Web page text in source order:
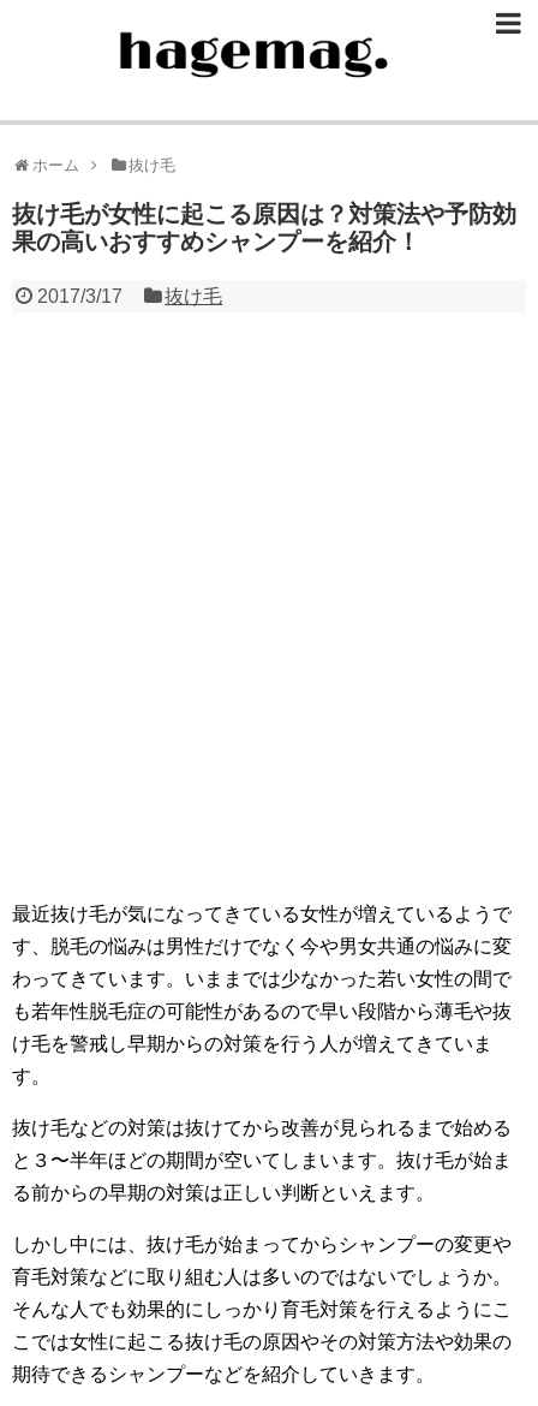
ホーム 抜け毛
抜け毛が女性に起こる原因は？対策法や予防効
果の高いおすすめシャンプーを紹介！
2017/3/17 抜け毛
最近抜け毛が気になってきている女性が増えているようで
す、脱毛の悩みは男性だけでなく今や男女共通の悩みに変
わってきています。いままでは少なかった若い女性の間で
も若年性脱毛症の可能性があるので早い段階から薄毛や抜
け毛を警戒し早期からの対策を行う人が増えてきていま
す。
抜け毛などの対策は抜けてから改善が見られるまで始める
と３〜半年ほどの期間が空いてしまいます。抜け毛が始ま
る前からの早期の対策は正しい判断といえます。
しかし中には、抜け毛が始まってからシャンプーの変更や
育毛対策などに取り組む人は多いのではないでしょうか。
そんな人でも効果的にしっかり育毛対策を行えるようにこ
こでは女性に起こる抜け毛の原因やその対策方法や効果の
期待できるシャンプーなどを紹介していきます。